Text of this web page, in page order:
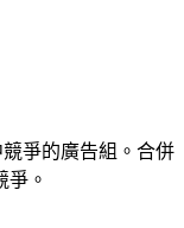
爭的廣告組。合併
爭。